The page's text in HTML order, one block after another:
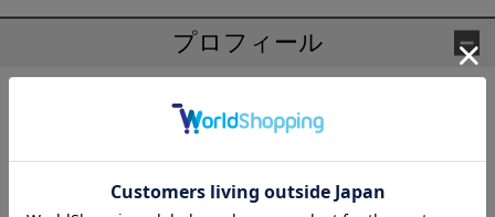
プロフィール
千葉県在住。モノは「なくす、落とす、汚す」、時間は「いつの